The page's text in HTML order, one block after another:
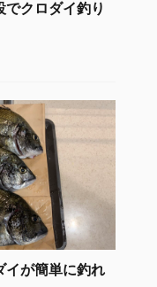
クロダイ釣り
イが簡単に釣れ